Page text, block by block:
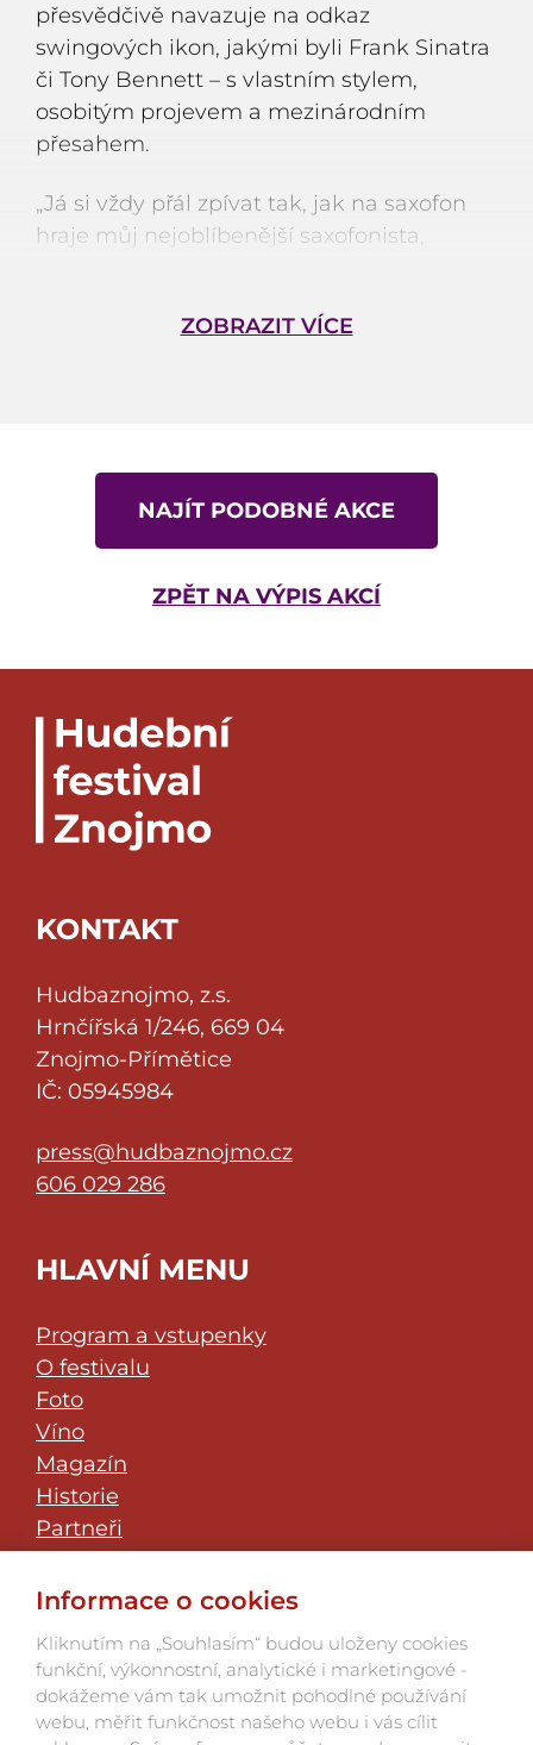
přesvědčivě navazuje na odkaz
swingových ikon, jakými byli Frank Sinatra
či Tony Bennett – s vlastním stylem,
osobitým projevem a mezinárodním
přesahem.
„Já si vždy přál zpívat tak, jak na saxofon
hraje můj nejoblíbenější saxofonista,
se potvrzuje jediné – věří-li člověk v sebe
Účinkující:
Jan Smigmator
– zpěv
Scott Hamilton– tenor saxofon
Marek Urbánek– bicí
Jan Andr– Hammondovy varhany
hosté:
Big Bang ZUŠ Znojmo
ZOBRAZIT VÍCE
NAJÍT PODOBNÉ AKCE
ZPĚT NA VÝPIS AKCÍ
KONTAKT
Hudbaznojmo, z.s.
Hrnčířská 1/246, 669 04
Znojmo-Přímětice
IČ: 05945984
press@hudbaznojmo.cz
606 029 286
HLAVNÍ MENU
Program a vstupenky
O festivalu
Foto
Víno
Magazín
Historie
Partneři
Klub přátel
JazzFest Znojmo
Informace o cookies
Kliknutím na „Souhlasím“ budou uloženy cookies
funkční, výkonnostní, analytické i marketingové -
dokážeme vám tak umožnit pohodlné používání
webu, měřit funkčnost našeho webu i vás cílit